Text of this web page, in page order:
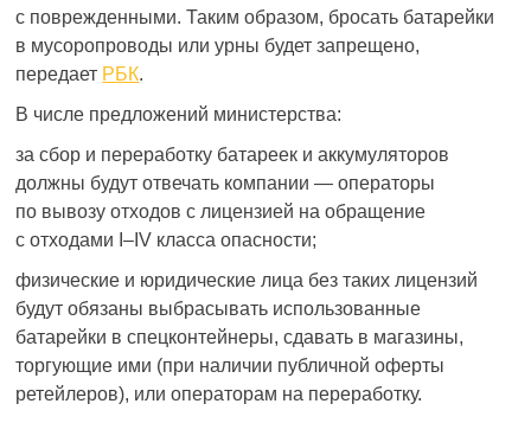
с поврежденными. Таким образом, бросать батарейки
в мусоропроводы или урны будет запрещено,
передает РБК.
В числе предложений министерства:
за сбор и переработку батареек и аккумуляторов
должны будут отвечать компании — операторы
по вывозу отходов с лицензией на обращение
с отходами I–IV класса опасности;
физические и юридические лица без таких лицензий
будут обязаны выбрасывать использованные
батарейки в спецконтейнеры, сдавать в магазины,
торгующие ими (при наличии публичной оферты
ретейлеров), или операторам на переработку.